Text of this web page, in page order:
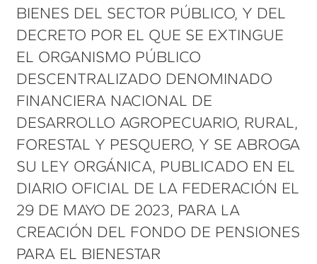
BIENES DEL SECTOR PÚBLICO, Y DEL
DECRETO POR EL QUE SE EXTINGUE
EL ORGANISMO PÚBLICO
DESCENTRALIZADO DENOMINADO
FINANCIERA NACIONAL DE
DESARROLLO AGROPECUARIO, RURAL,
FORESTAL Y PESQUERO, Y SE ABROGA
SU LEY ORGÁNICA, PUBLICADO EN EL
DIARIO OFICIAL DE LA FEDERACIÓN EL
29 DE MAYO DE 2023, PARA LA
CREACIÓN DEL FONDO DE PENSIONES
PARA EL BIENESTAR